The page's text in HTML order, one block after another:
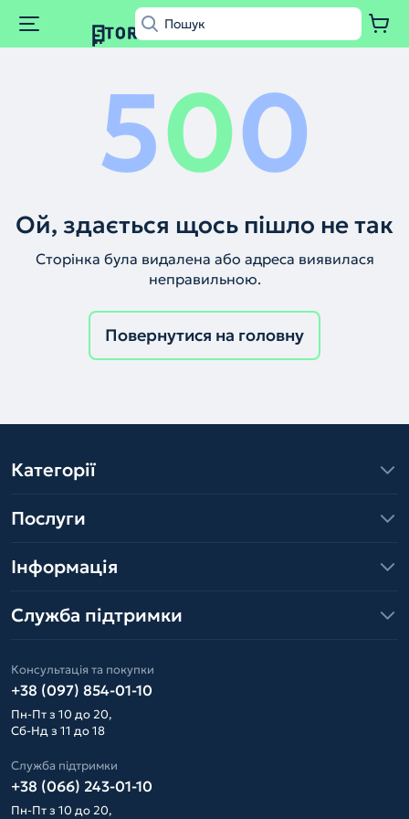
500
Ой, здається щось пішло не так
Сторінка була видалена або адреса виявилася
неправильною.
Повернутися на головну
Категорії
Послуги
Інформація
Служба підтримки
Консультація та покупки
+38 (097) 854-01-10
Пн-Пт з 10 до 20,
Сб-Нд з 11 до 18
Служба підтримки
+38 (066) 243-01-10
Пн-Пт з 10 до 20,